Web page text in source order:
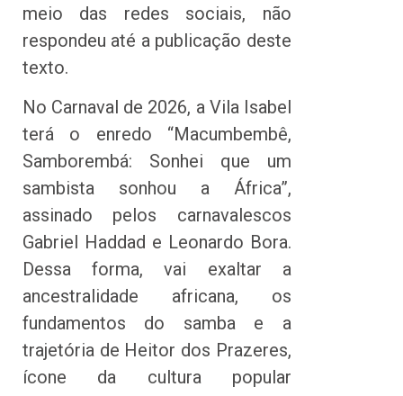
meio das redes sociais, não
respondeu até a publicação deste
texto.
No Carnaval de 2026, a Vila Isabel
terá o enredo “Macumbembê,
Samborembá: Sonhei que um
sambista sonhou a África”,
assinado pelos carnavalescos
Gabriel Haddad e Leonardo Bora.
Dessa forma, vai exaltar a
ancestralidade africana, os
fundamentos do samba e a
trajetória de Heitor dos Prazeres,
ícone da cultura popular